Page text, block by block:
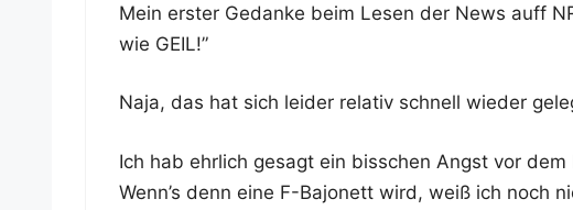
Mein ers­ter Gedan­ke beim Lesen der News auff
wie GEIL!”
Naja, das hat sich lei­der rela­tiv schnell wie­der
Ich hab ehr­lich gesagt ein biss­chen Angst vor
Wenn’s denn eine F-Bajo­nett wird, weiß ich noch